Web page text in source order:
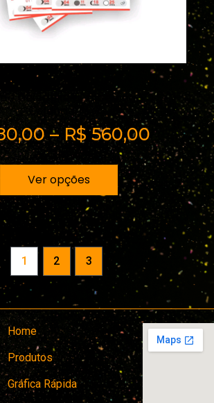
Geladeira c/ Bloquinho
Calendario
– R$560,00
Ver opções
1 2 3
Home
Produtos
Gráfica Rápida